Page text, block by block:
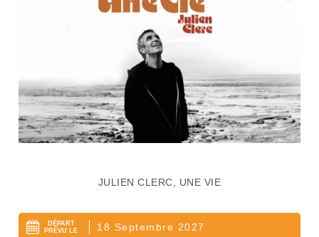
JULIEN CLERC, UNE VIE
DÉPART
PRÉVU LE
18 Septembre 2027